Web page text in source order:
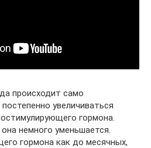
происходит само
увеличиваться
гормона.
немного уменьшается.
гормона как до месячных,